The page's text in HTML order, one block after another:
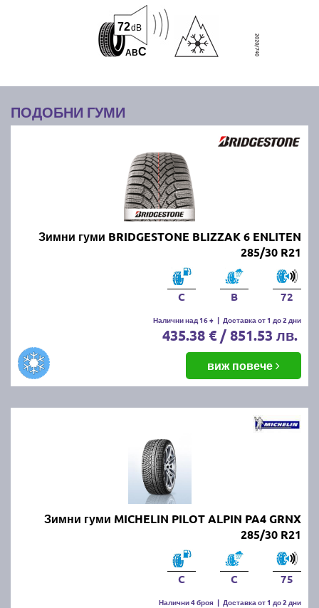
ABC
72dB
ПОДОБНИ ГУМИ
Зимни гуми BRIDGESTONE BLIZZAK 6 ENLITEN
285/30 R21
C B 72
Налични над 16 + | Доставка от 1 до 2 дни
435.38 € / 851.53 лв.
виж повече
Зимни гуми MICHELIN PILOT ALPIN PA4 GRNX
285/30 R21
C C 75
Налични 4 броя | Доставка от 1 до 2 дни